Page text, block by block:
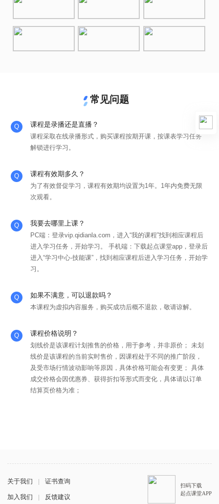
常见问题
课程是录播还是直播？
课程采取在线录播形式，购买课程按期开课，按课表学习任务
解锁进行学习。
课程有效期多久？
为了有效督促学习，课程有效期均设置为1年。1年内免费无限
次观看。
我要去哪里上课？
PC端：登录vip.qidianla.com，进入“我的课程”找到相应课程后
进入学习任务，开始学习。 手机端：下载起点课堂app，登录后
进入“学习中心-技能课”，找到相应课程后进入学习任务，开始学
习。
如果不满意，可以退款吗？
本课程为虚拟内容服务，购买成功后概不退款，敬请谅解。
课程价格说明？
划线价是该课程计划推售的价格，用于参考，并非原价； 未划
线价是该课程的当前实时售价，因课程处于不同的推广阶段，
及受市场行情波动影响等原因，具体价格可能会有变更； 具体
成交价格会因优惠券、获得折扣等形式而变化，具体请以订单
结算页价格为准；
关于我们 | 证书查询
加入我们 | 反馈建议
扫码下载
起点课堂APP